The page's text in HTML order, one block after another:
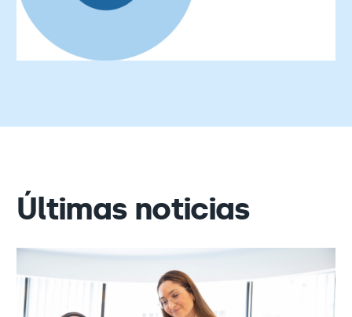
Últimas noticias